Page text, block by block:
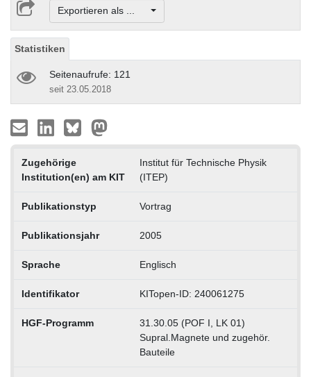
Exportieren als ...
Statistiken
Seitenaufrufe: 121
seit 23.05.2018
Zugehörige
Institution(en) am KIT
Institut für Technische Physik
(ITEP)
Publikationstyp Vortrag
Publikationsjahr 2005
Sprache Englisch
Identifikator KITopen-ID: 240061275
HGF-Programm
31.30.05 (POF I, LK 01)
Supral.Magnete und zugehör.
Bauteile